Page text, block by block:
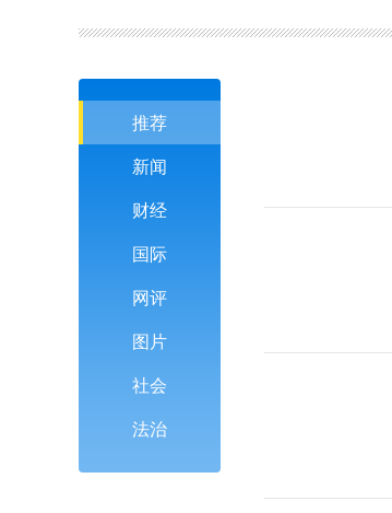
推荐
新闻
财经
国际
网评
图片
社会
法治